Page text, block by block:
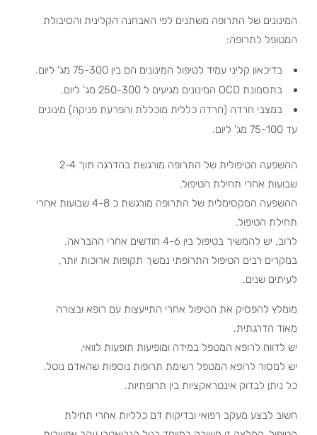
המינונים של התרופה משתנים לפי האבחנה הקלינית והסיבולת
המטופל לתרופה:
בדיכאון קליני עמיד לטיפול המינונים הם בין 75-300 מג' ליום.
בתסמונת OCD המינונים מגיעים ל 250-300 מג' ליום.
במצבי חרדה (חרדה כללית מוכללת והפרעת פניקה) מינונים
עד 75-100 מג' ליום.
ההשפעה הטיפולית של התרופה מורגשת בהדרגה תוך 2-4
שבועות אחרי תחילת הטיפול.
ההשפעה המקסימלית של התרופה מורגשת כ 4-8 שבועות אחרי
תחילת הטיפול.
לרוב, יש להמשיך בטיפול בין 4-6 חודשים אחרי ההבראה.
במקרים רבים הטיפול התרופתי נמשך תקופות ארוכות יותר,
לעיתים שנים.
מומלץ להפסיק את הטיפול אחרי התייעצות עם רופא ובצורה
מאוד הדרגתית.
יש לדווח לרופא המטפל במידה ומופיעות תופעות לוואי.
יש למסור לרופא המטפל רשימת תרופות נוספות שהאדם נוטל.
כל ניתן לבדוק אינטראקציות בין תרופתיות.
חשוב לבצע מעקב רפואי ובדיקות דם כלליות אחרי תחילת